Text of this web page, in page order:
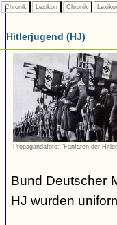
Chronik Lexikon Chronik
Hitlerjugend (HJ)
Propagandafoto: "Fanfaren der
Bund Deutscher
HJ wurden